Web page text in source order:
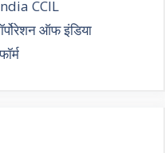
CCIL
ऑफ इंडिया